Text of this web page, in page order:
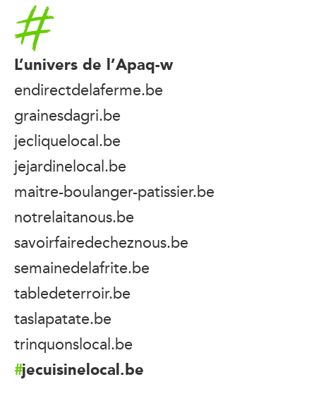
Accueil
L’univers de l’Apaq-w
endirectdelaferme.be
grainesdagri.be
jecliquelocal.be
jejardinelocal.be
maitre-boulanger-patissier.be
notrelaitanous.be
savoirfairedecheznous.be
semainedelafrite.be
tabledeterroir.be
taslapatate.be
trinquonslocal.be
jecuisinelocal.be